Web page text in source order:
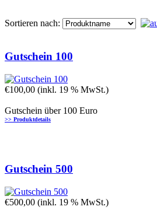
Sortieren nach:
Gutschein 100
€100,00 (inkl. 19 % MwSt.)
Gutschein über 100 Euro
>> Produktdetails
Gutschein 500
€500,00 (inkl. 19 % MwSt.)